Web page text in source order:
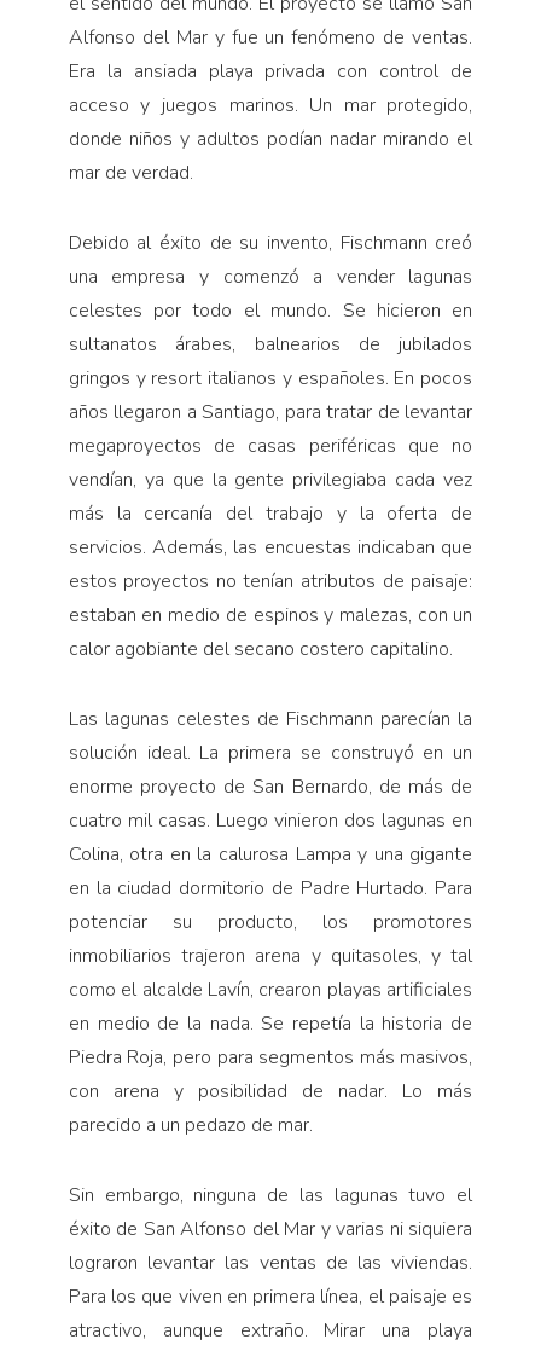
Alfonso del Mar y fue un fenómeno de ventas.
Era la ansiada playa privada con control de
acceso y juegos marinos. Un mar protegido,
donde niños y adultos podían nadar mirando el
mar de verdad.
Debido al éxito de su invento, Fischmann creó
una empresa y comenzó a vender lagunas
celestes por todo el mundo. Se hicieron en
sultanatos árabes, balnearios de jubilados
gringos y resort italianos y españoles. En pocos
años llegaron a Santiago, para tratar de levantar
megaproyectos de casas periféricas que no
vendían, ya que la gente privilegiaba cada vez
más la cercanía del trabajo y la oferta de
servicios. Además, las encuestas indicaban que
estos proyectos no tenían atributos de paisaje:
estaban en medio de espinos y malezas, con un
calor agobiante del secano costero capitalino.
Las lagunas celestes de Fischmann parecían la
solución ideal. La primera se construyó en un
enorme proyecto de San Bernardo, de más de
cuatro mil casas. Luego vinieron dos lagunas en
Colina, otra en la calurosa Lampa y una gigante
en la ciudad dormitorio de Padre Hurtado. Para
potenciar su producto, los promotores
inmobiliarios trajeron arena y quitasoles, y tal
como el alcalde Lavín, crearon playas artificiales
en medio de la nada. Se repetía la historia de
Piedra Roja, pero para segmentos más masivos,
con arena y posibilidad de nadar. Lo más
parecido a un pedazo de mar.
Sin embargo, ninguna de las lagunas tuvo el
éxito de San Alfonso del Mar y varias ni siquiera
lograron levantar las ventas de las viviendas.
Para los que viven en primera línea, el paisaje es
atractivo, aunque extraño. Mirar una playa